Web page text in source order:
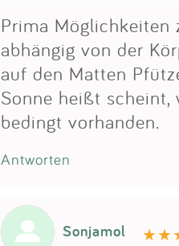
Prima Möglichkeiten
abhängig von der
auf den Matten
Sonne heißt
bedingt vorhanden.
Antworten
Sonjamol